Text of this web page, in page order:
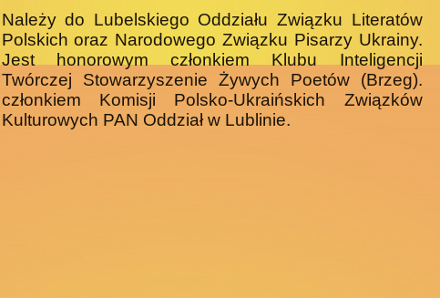
Należy do Lubelskiego Oddziału Związku Literatów
Polskich oraz Narodowego Związku Pisarzy Ukrainy.
Jest honorowym członkiem Klubu Inteligencji
Twórczej Stowarzyszenie Żywych Poetów (Brzeg).
członkiem Komisji Polsko-Ukraińskich Związków
Kulturowych PAN Oddział w Lublinie.